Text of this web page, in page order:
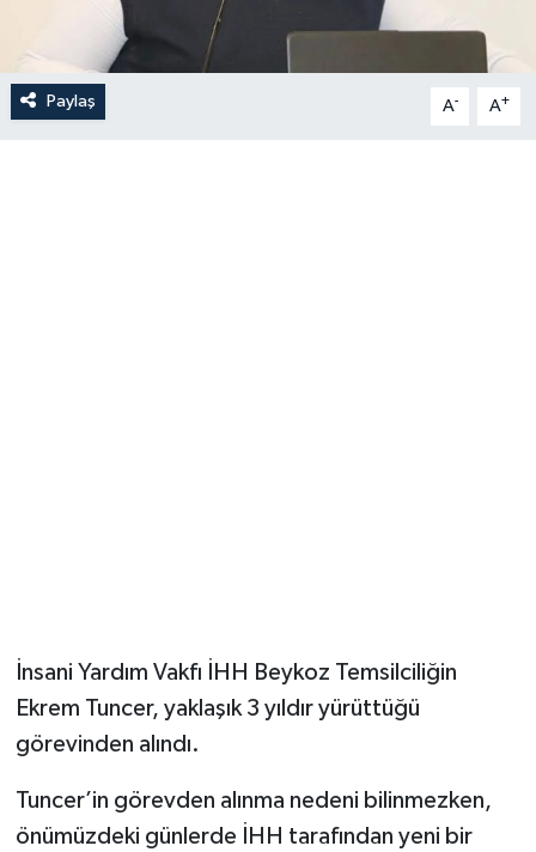
Paylaş A- A+
İnsani Yardım Vakfı İHH Beykoz Temsilciliğin
Ekrem Tuncer, yaklaşık 3 yıldır yürüttüğü
görevinden alındı.
Tuncer’in görevden alınma nedeni bilinmezken,
önümüzdeki günlerde İHH tarafından yeni bir